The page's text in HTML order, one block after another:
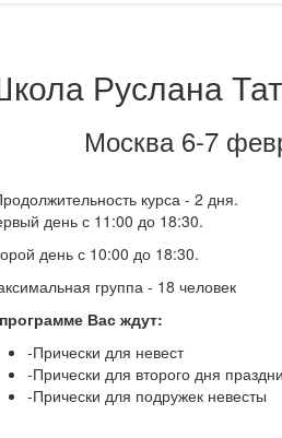
Руслана
Москва 6-7
курса - 2 дня.
день с 11:00 до 18:30.
день с 10:00 до 18:30.
группа - 18 человек
Вас ждут:
-Прически для невест
-Прически для второго дня
-Прически для подружек невесты